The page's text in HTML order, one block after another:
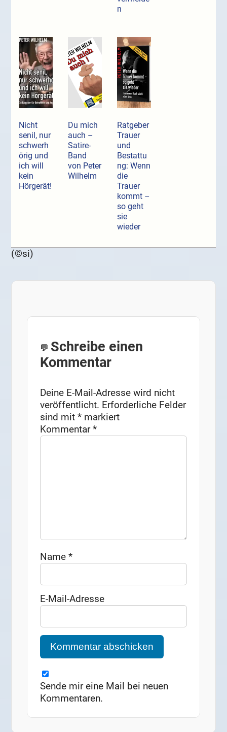
n
Nicht
senil, nur
schwerh
örig und
ich will
kein
Hörgerät!
Du mich
auch –
Satire-
Band
von Peter
Wilhelm
Ratgeber
Trauer
und
Bestattu
ng: Wenn
die
Trauer
kommt –
so geht
sie
wieder
(©si)
Schreibe einen
Kommentar
Deine E-Mail-Adresse wird nicht
veröffentlicht. Erforderliche Felder
sind mit* markiert
Kommentar*
Name*
E-Mail-Adresse
Sende mir eine Mail bei neuen
Kommentaren.